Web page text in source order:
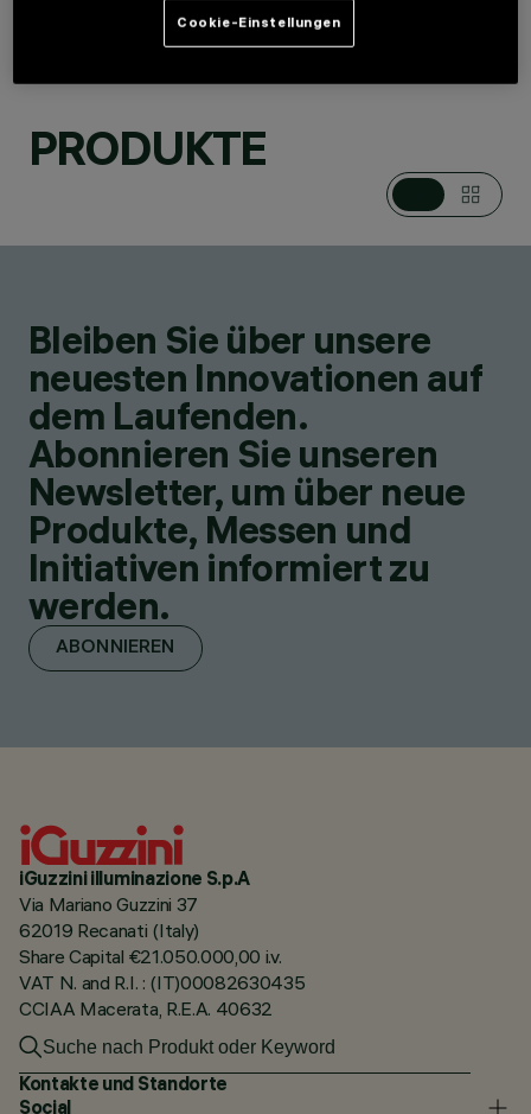
WANDANBAULEUCHTEN
PRODUKTE
Bleiben Sie über unsere
neuesten Innovationen auf
dem Laufenden.
Abonnieren Sie unseren
Newsletter, um über neue
Produkte, Messen und
Initiativen informiert zu
werden.
ABONNIEREN
iGuzzini illuminazione S.p.A
Via Mariano Guzzini 37
62019 Recanati (Italy)
Share Capital €21.050.000,00 i.v.
VAT N. and R.I. : (IT)00082630435
CCIAA Macerata, R.E.A. 40632
Kontakte und Standorte
Social
Cookie-Einstellungen